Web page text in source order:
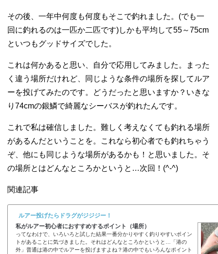
その後、一年中何度も何度もそこで釣れました。(でも一
回に釣れるのは一匹か二匹です)しかも平均して55～75cm
といつもグッドサイズでした。
これは何かあると思い、自分で応用してみました。まった
く違う場所だけれど、同じような条件の場所を探してルア
ーを投げてみたのです。どうだったと思いますか？いきな
り74cmの銀鱗で綺麗なシーバスが釣れたんです。
これで私は確信しました。難しく考えなくても釣れる場所
があるんだということを。これなら初心者でも釣れちゃう
ぞ、他にも同じような場所があるかも！と思いました。そ
の場所とはどんなところかというと…次回！(^-^)
関連記事
ルアー投げたらドラグがジジジー！
私がルアー初心者におすすめするポイント（場所）
ってなわけで、いろいろと試した結果一番分かりやすく釣りやすいポイン
トがあることに気づきました。それはどんなところかというと…「港の
外」普通は港の中でルアーを投げますよね？港の中でもいろんなポイント